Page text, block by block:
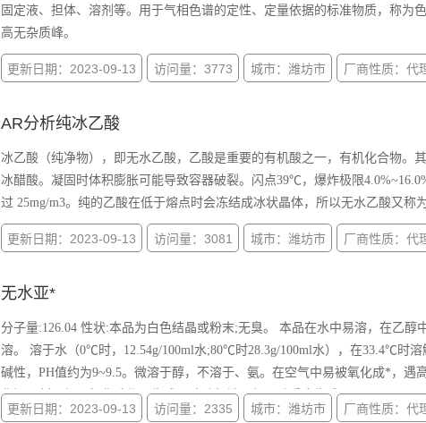
固定液、担体、溶剂等。用于气相色谱的定性、定量依据的标准物质，称为
高无杂质峰。
更新日期：2023-09-13 访问量：3773 城市：潍坊市 厂商性质：代
AR分析纯冰乙酸
冰乙酸（纯净物），即无水乙酸，乙酸是重要的有机酸之一，有机化合物。
冰醋酸。凝固时体积膨胀可能导致容器破裂。闪点39℃，爆炸极限
过 25mg/m3。纯的乙酸在低于熔点时会冻结成冰状晶体，所以无水乙酸又称为
更新日期：2023-09-13 访问量：3081 城市：潍坊市 厂商性质：代
无水亚*
分子量:126.04 性状:本品为白色结晶或粉末;无臭。 本品在水中易溶，在乙醇中极微溶解，在中几乎不
溶。 溶于水（0℃时，12.54g/100ml水;80℃时28.3g/100ml水），在33.4℃时溶解度高约为28g，水溶液呈
碱性，PH值约为9~9.5。微溶于醇，不溶于、氨。在空气中易被氧化成*，遇
化还原剂，与二氧化硫作用生成亚硫酸氢钠，与强酸反应生成
更新日期：2023-09-13 访问量：2335 城市：潍坊市 厂商性质：代